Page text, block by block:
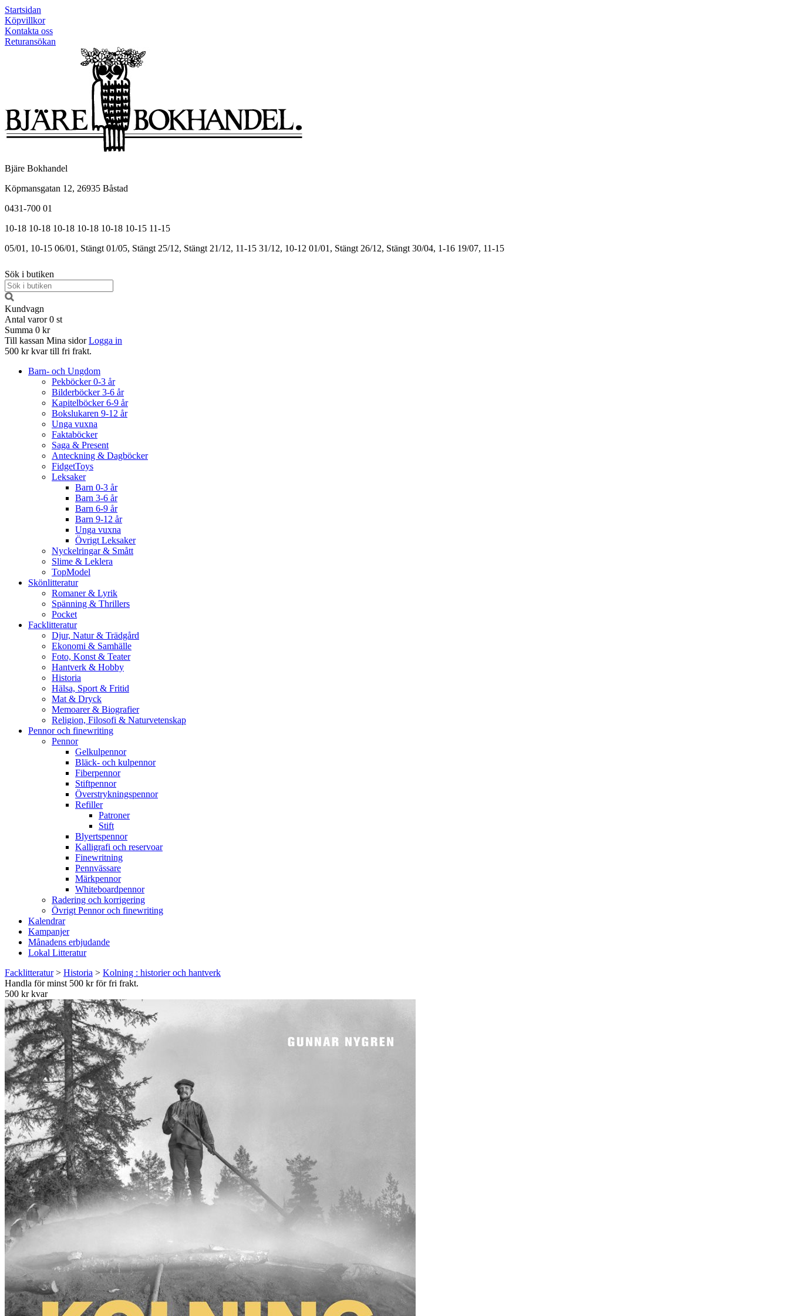
Startsidan
Köpvillkor
Kontakta oss
Returansökan
Bjäre Bokhandel
Köpmansgatan 12, 26935 Båstad
0431-700 01
10-18 10-18 10-18 10-18 10-18 10-15 11-15
05/01, 10-15 06/01, Stängt 01/05, Stängt 25/12, Stängt 21/12, 11-15 31/12, 10-12 01/01, Stängt 26/12, Stängt 30/04, 1-16 19/07, 11-15
Sök i butiken
Kundvagn
Antal varor 0 st
Summa 0 kr
Till kassan Mina sidor Logga in
500 kr kvar till fri frakt.
Barn- och Ungdom
Pekböcker 0-3 år
Bilderböcker 3-6 år
Kapitelböcker 6-9 år
Bokslukaren 9-12 år
Unga vuxna
Faktaböcker
Saga & Present
Anteckning & Dagböcker
FidgetToys
Leksaker
Barn 0-3 år
Barn 3-6 år
Barn 6-9 år
Barn 9-12 år
Unga vuxna
Övrigt Leksaker
Nyckelringar & Smått
Slime & Leklera
TopModel
Skönlitteratur
Romaner & Lyrik
Spänning & Thrillers
Pocket
Facklitteratur
Djur, Natur & Trädgård
Ekonomi & Samhälle
Foto, Konst & Teater
Hantverk & Hobby
Historia
Hälsa, Sport & Fritid
Mat & Dryck
Memoarer & Biografier
Religion, Filosofi & Naturvetenskap
Pennor och finewriting
Pennor
Gelkulpennor
Bläck- och kulpennor
Fiberpennor
Stiftpennor
Överstrykningspennor
Refiller
Patroner
Stift
Blyertspennor
Kalligrafi och reservoar
Finewritning
Pennvässare
Märkpennor
Whiteboardpennor
Radering och korrigering
Övrigt Pennor och finewriting
Kalendrar
Kampanjer
Månadens erbjudande
Lokal Litteratur
Facklitteratur> Historia > Kolning : historier och hantverk
Handla för minst 500 kr för fri frakt.
500 kr kvar